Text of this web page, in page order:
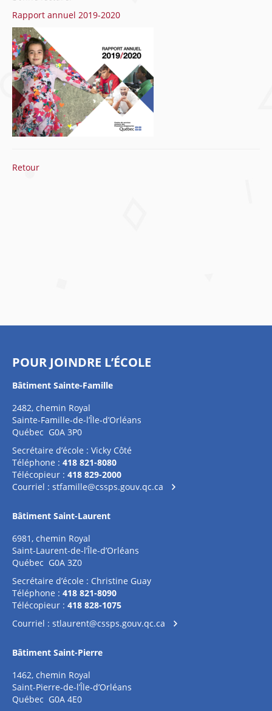
Rapport annuel 2019-2020
Retour
POUR JOINDRE L’ÉCOLE
Bâtiment Sainte-Famille
2482, chemin Royal
Sainte-Famille-de-l’Île-d’Orléans
Québec G0A 3P0
Secrétaire d’école : Vicky Côté
Téléphone : 418 821-8080
Télécopieur : 418 829-2000
Courriel : stfamille@cssps.gouv.qc.ca
Bâtiment Saint-Laurent
6981, chemin Royal
Saint-Laurent-de-l’Île-d’Orléans
Québec G0A 3Z0
Secrétaire d’école : Christine Guay
Téléphone : 418 821-8090
Télécopieur : 418 828-1075
Courriel : stlaurent@cssps.gouv.qc.ca
Bâtiment Saint-Pierre
1462, chemin Royal
Saint-Pierre-de-l’Île-d’Orléans
Québec G0A 4E0